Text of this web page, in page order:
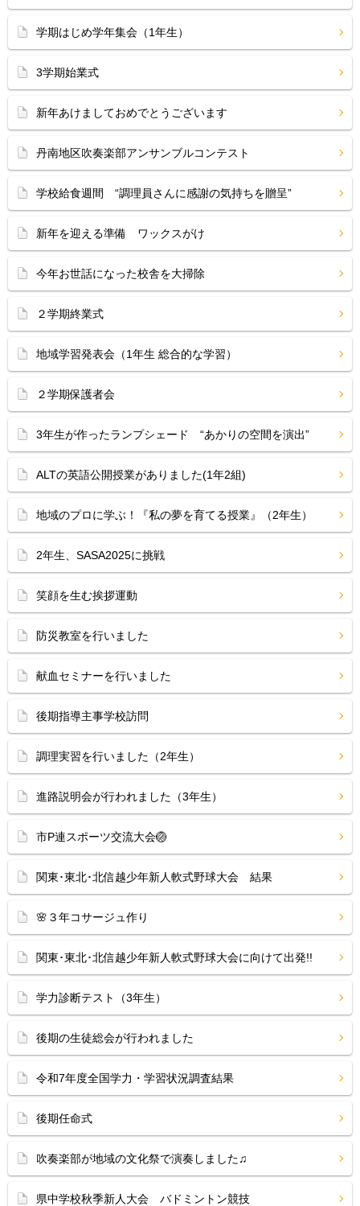
学期はじめ学年集会（1年生）
3学期始業式
新年あけましておめでとうございます
丹南地区吹奏楽部アンサンブルコンテスト
学校給食週間 “調理員さんに感謝の気持ちを贈呈”
新年を迎える準備 ワックスがけ
今年お世話になった校舎を大掃除
２学期終業式
地域学習発表会（1年生 総合的な学習）
２学期保護者会
3年生が作ったランプシェード “あかりの空間を演出”
ALTの英語公開授業がありました(1年2組)
地域のプロに学ぶ！『私の夢を育てる授業』（2年生）
2年生、SASA2025に挑戦
笑顔を生む挨拶運動
防災教室を行いました
献血セミナーを行いました
後期指導主事学校訪問
調理実習を行いました（2年生）
進路説明会が行われました（3年生）
市P連スポーツ交流大会🏐
関東･東北･北信越少年新人軟式野球大会 結果
🌸３年コサージュ作り
関東･東北･北信越少年新人軟式野球大会に向けて出発!!
学力診断テスト（3年生）
後期の生徒総会が行われました
令和7年度全国学力・学習状況調査結果
後期任命式
吹奏楽部が地域の文化祭で演奏しました♫
県中学校秋季新人大会 バドミントン競技